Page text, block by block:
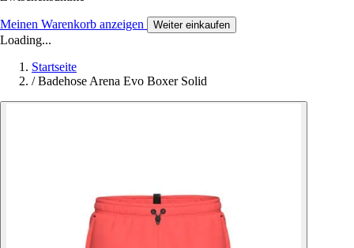
Meinen Warenkorb anzeigen Weiter einkaufen
Loading...
Startseite
/ Badehose Arena Evo Boxer Solid